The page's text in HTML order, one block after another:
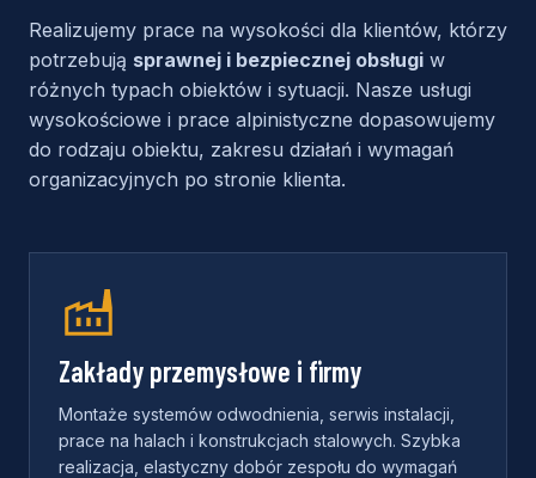
Realizujemy prace na wysokości dla klientów, którzy
potrzebują sprawnej i bezpiecznej obsługi w
różnych typach obiektów i sytuacji. Nasze usługi
wysokościowe i prace alpinistyczne dopasowujemy
do rodzaju obiektu, zakresu działań i wymagań
organizacyjnych po stronie klienta.
Zakłady przemysłowe i firmy
Montaże systemów odwodnienia, serwis instalacji,
prace na halach i konstrukcjach stalowych. Szybka
realizacja, elastyczny dobór zespołu do wymagań